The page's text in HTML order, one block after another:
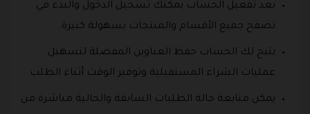
بعد تفعيل الحساب يمكنك تسجيل الدخول والبدء في
تصفح جميع الأقسام والمنتجات بسهولة كبيرة.
يتيح لك الحساب حفظ العناوين المفضلة لتسهيل
عمليات الشراء المستقبلية وتوفير الوقت أثناء الطلب.
يمكن متابعة حالة الطلبات السابقة والحالية مباشرة من